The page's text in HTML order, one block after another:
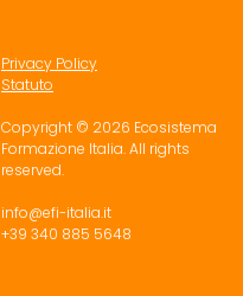
Privacy Policy
Statuto
Copyright © 2026 Ecosistema
Formazione Italia. All rights
reserved.
info@efi-italia.it
+39 340 885 5648